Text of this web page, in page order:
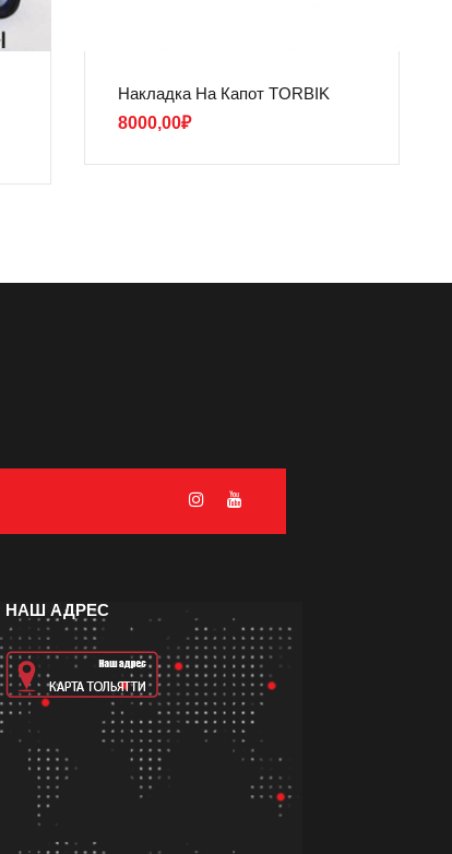
Накладка На Капот TORBIK
8000,00₽
НАШ АДРЕС